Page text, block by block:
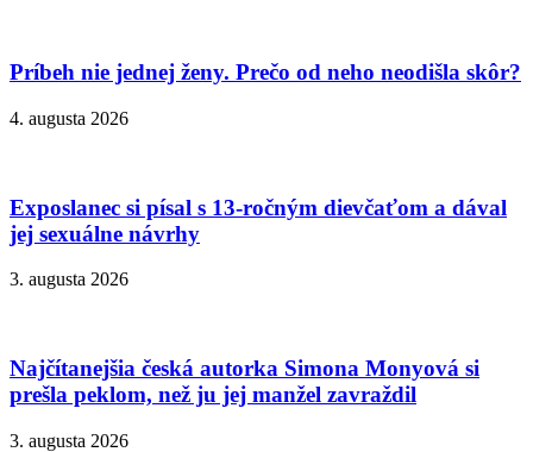
Príbeh nie jednej ženy. Prečo od neho neodišla skôr?
4. augusta 2026
Exposlanec si písal s 13-ročným dievčaťom a dával
jej sexuálne návrhy
3. augusta 2026
Najčítanejšia česká autorka Simona Monyová si
prešla peklom, než ju jej manžel zavraždil
3. augusta 2026